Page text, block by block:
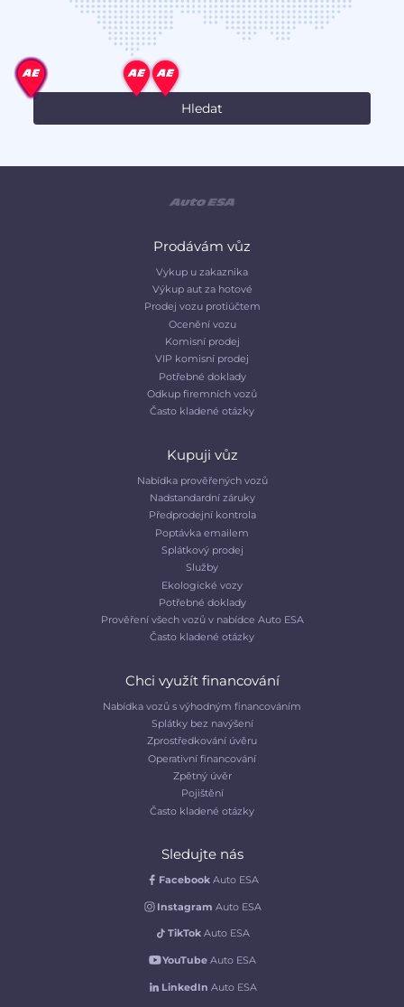
Prodávám vůz
Vykup u zakaznika
Výkup aut za hotové
Prodej vozu protiúčtem
Ocenění vozu
Komisní prodej
VIP komisní prodej
Potřebné doklady
Odkup firemních vozů
Často kladené otázky
Kupuji vůz
Nabídka prověřených vozů
Nadstandardní záruky
Předprodejní kontrola
Poptávka emailem
Splátkový prodej
Služby
Ekologické vozy
Potřebné doklady
Prověření všech vozů v nabídce Auto ESA
Často kladené otázky
Chci využít financování
Nabídka vozů s výhodným financováním
Splátky bez navýšení
Zprostředkování úvěru
Operativní financování
Zpětný úvěr
Pojištění
Často kladené otázky
Sledujte nás
Facebook Auto ESA
Instagram Auto ESA
TikTok Auto ESA
YouTubeAuto ESA
LinkedIn Auto ESA